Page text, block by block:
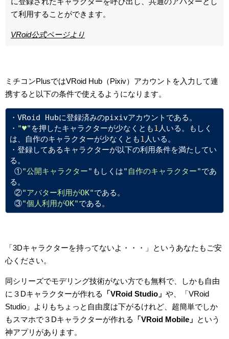
て利用することができます。
VRoid公式ページより
ミチコンPlusではVRoid Hub（Pixiv）アカウントを入力して連
携すると以下の条件で使えるようになります。
・VRoid Hubに登録済みのpixivアカウントである。
・ "♥" を押したキャラクターが少なくとも1人いる。もしく
は、自作のキャラクターが少なくとも1人いる。
・登録してあるキャラクターが以下の利用条件を満たしてい
る。
①"公開キャラクター" もしくは"自作のキャラクター"であ
る。
②"アバター利用がOK"である。
③"個人利用がOK"である。
「3Dキャラクターを持ってないよ・・・」というあなたもご安
心ください。
同シリーズでモデリング技術がない方でも無料で、しかも自由
に３Dキャラクターが作れる
「VRoid Studio」 や、「VRoid
Studio」よりもちょっと自由度は下がるけれど、超簡単でしか
もスマホで３Dキャラクターが作れる
「VRoid Mobile」 という
神アプリがあります。